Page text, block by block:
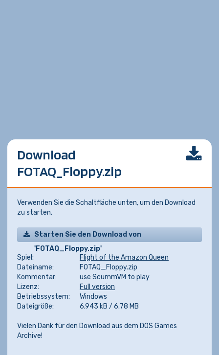
Download
FOTAQ_Floppy.zip
Verwenden Sie die Schaltfläche unten, um den Download
zu starten.
Starten Sie den Download von
'FOTAQ_Floppy.zip'
Spiel:
Flight of the Amazon Queen
Dateiname:
FOTAQ_Floppy.zip
Kommentar:
use ScummVM to play
Lizenz:
Full version
Betriebssystem:
Windows
Dateigröße:
6,943 kB / 6.78 MB
Vielen Dank für den Download aus dem DOS Games
Archive!